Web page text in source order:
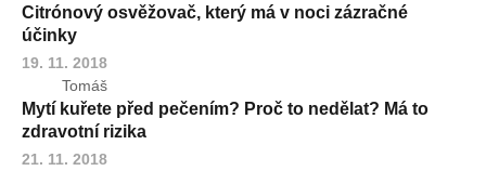
Citrónový osvěžovač, který má v noci zázračné
účinky
19. 11. 2018
Tomáš
Mytí kuřete před pečením? Proč to nedělat? Má to
zdravotní rizika
21. 11. 2018